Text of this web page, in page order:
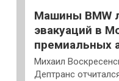
Машины BMW
эвакуаций в
премиальных
Михаил
Дептранс